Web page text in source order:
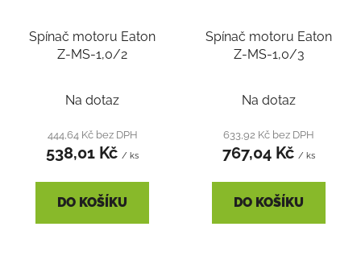
Spínač motoru Eaton
Z-MS-1,0/2
Na dotaz
444,64 Kč bez DPH
538,01 Kč / ks
DO KOŠÍKU
Spínač motoru Eaton
Z-MS-1,0/3
Na dotaz
633,92 Kč bez DPH
767,04 Kč / ks
DO KOŠÍKU